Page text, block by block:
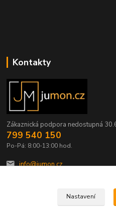
Kontakty
Zákaznická podpora nedostupná
799 540 150
Po-Pá: 8:00-13:00 hod.
info@jumon.cz
Nastavení